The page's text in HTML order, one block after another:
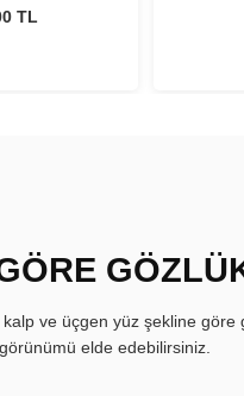
ml TL
ve üçgen yüz şekline göre
elde edebilirsiniz.